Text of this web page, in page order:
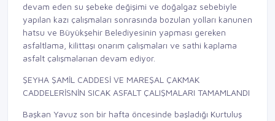
devam eden su şebeke değişimi ve doğalgaz sebebiyle
yapılan kazı çalışmaları sonrasında bozulan yolları kanunen
hatsu ve Büyükşehir Belediyesinin yapması gereken
asfaltlama, kilittaşı onarım çalışmaları ve sathi kaplama
asfalt çalışmalarıan devam ediyor.
ŞEYHA ŞAMİL CADDESİ VE MAREŞAL ÇAKMAK
CADDELERİSNİN SICAK ASFALT ÇALIŞMALARI TAMAMLANDI
Başkan Yavuz son bir hafta öncesinde başladığı Kurtuluş